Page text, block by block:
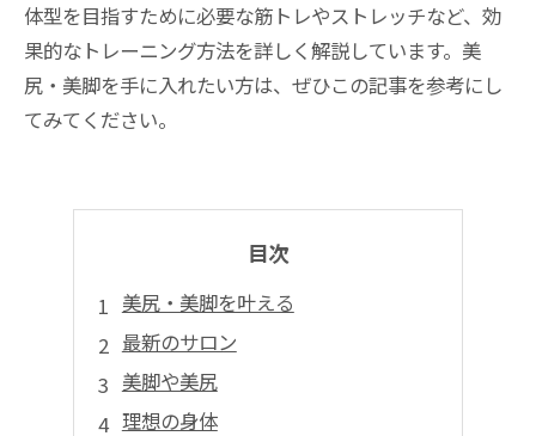
体型を目指すために必要な筋トレやストレッチなど、効
果的なトレーニング方法を詳しく解説しています。美
尻・美脚を手に入れたい方は、ぜひこの記事を参考にし
てみてください。
目次
美尻・美脚を叶える
最新のサロン
美脚や美尻
理想の身体